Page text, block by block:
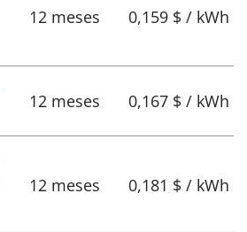
12 meses 0,159 $ / kWh
12 meses 0,167 $ / kWh
12 meses 0,181 $ / kWh